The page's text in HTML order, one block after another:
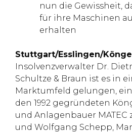
nun die Gewissheit,
für ihre Maschinen
erhalten
Stuttgart/Esslingen/
Insolvenzverwalter Dr.
Schultze & Braun ist es in
Marktumfeld gelungen,
den 1992 gegründeten
und Anlagenbauer MATEC
und Wolfgang Schepp,